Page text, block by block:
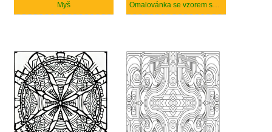
Myš Omalovánka se vzorem sestávajícím ze stovek květin.